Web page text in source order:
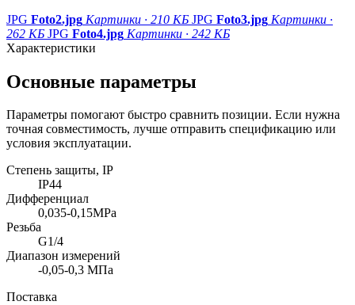
JPG Foto2.jpg Картинки · 210 КБ JPG Foto3.jpg Картинки ·
262 КБ JPG Foto4.jpg Картинки · 242 КБ
Характеристики
Основные параметры
Параметры помогают быстро сравнить позиции. Если нужна
точная совместимость, лучше отправить спецификацию или
условия эксплуатации.
Степень защиты, IP
IP44
Дифференциал
0,035-0,15MPa
Резьба
G1/4
Диапазон измерений
-0,05-0,3 МПа
Поставка